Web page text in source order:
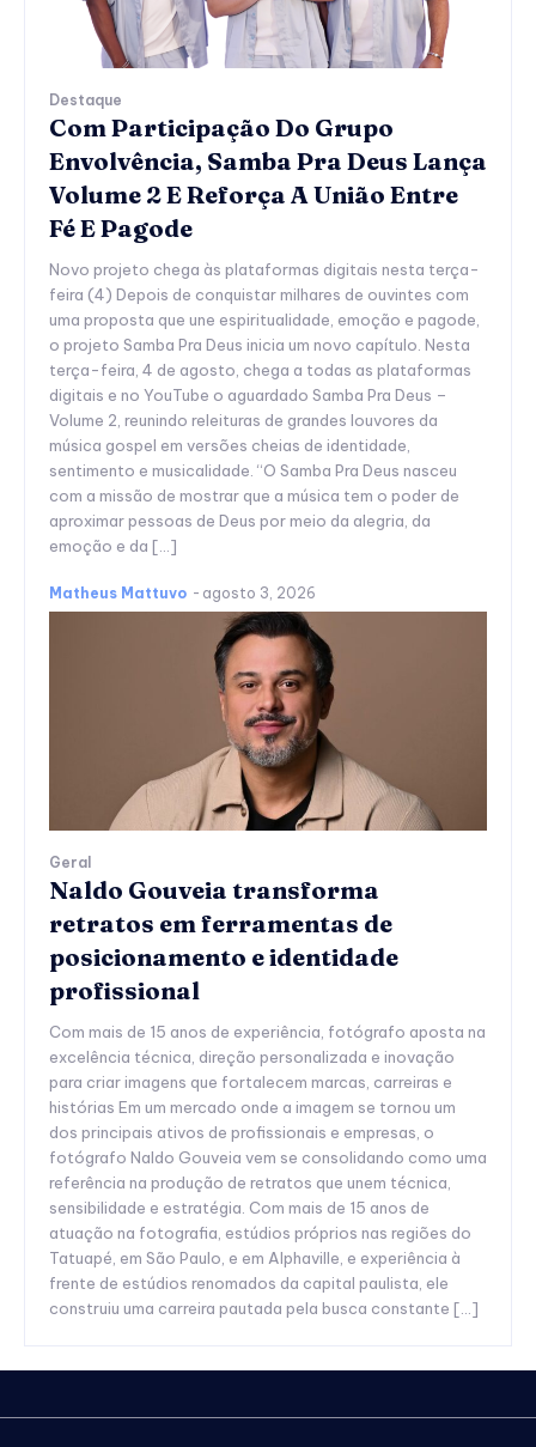
Destaque
Com Participação Do Grupo
Envolvência, Samba Pra Deus Lança
Volume 2 E Reforça A União Entre
Fé E Pagode
Novo projeto chega às plataformas digitais nesta terça-
feira (4) Depois de conquistar milhares de ouvintes com
uma proposta que une espiritualidade, emoção e pagode,
o projeto Samba Pra Deus inicia um novo capítulo. Nesta
terça-feira, 4 de agosto, chega a todas as plataformas
digitais e no YouTube o aguardado Samba Pra Deus –
Volume 2, reunindo releituras de grandes louvores da
música gospel em versões cheias de identidade,
sentimento e musicalidade. “O Samba Pra Deus nasceu
com a missão de mostrar que a música tem o poder de
aproximar pessoas de Deus por meio da alegria, da
emoção e da […]
Matheus Mattuvo - agosto 3, 2026
Geral
Naldo Gouveia transforma
retratos em ferramentas de
posicionamento e identidade
profissional
Com mais de 15 anos de experiência, fotógrafo aposta na
excelência técnica, direção personalizada e inovação
para criar imagens que fortalecem marcas, carreiras e
histórias Em um mercado onde a imagem se tornou um
dos principais ativos de profissionais e empresas, o
fotógrafo Naldo Gouveia vem se consolidando como uma
referência na produção de retratos que unem técnica,
sensibilidade e estratégia. Com mais de 15 anos de
atuação na fotografia, estúdios próprios nas regiões do
Tatuapé, em São Paulo, e em Alphaville, e experiência à
frente de estúdios renomados da capital paulista, ele
construiu uma carreira pautada pela busca constante […]